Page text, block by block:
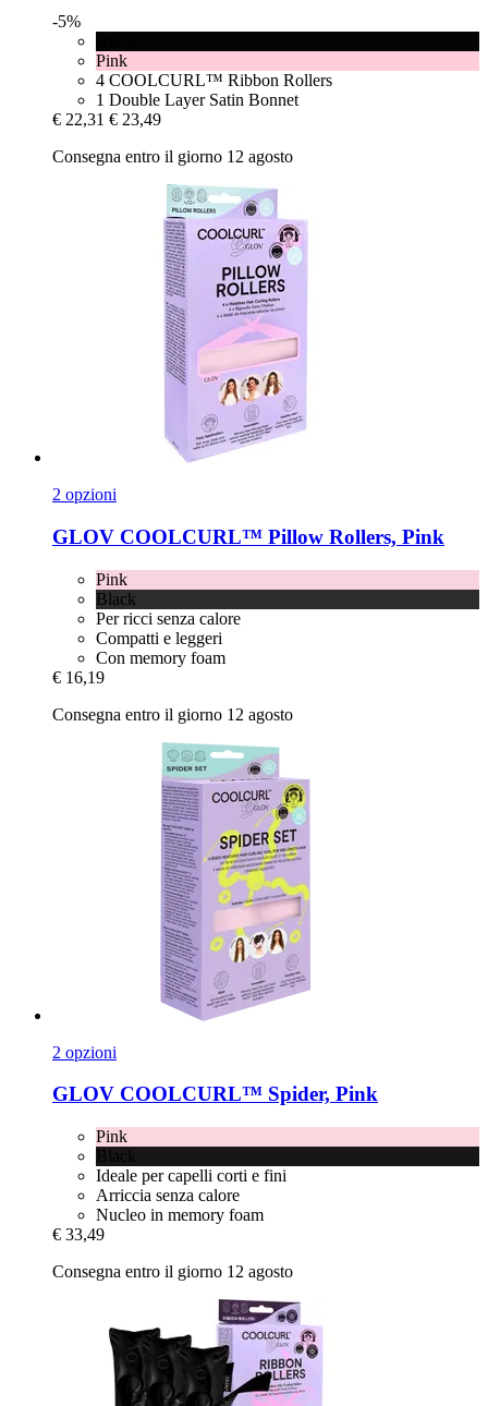
-5%
Pink
4 COOLCURL™ Ribbon Rollers
1 Double Layer Satin Bonnet
€ 22,31 € 23,49
Consegna entro il giorno 12 agosto
2 opzioni
GLOV COOLCURL™ Pillow Rollers, Pink
Pink
Black
Per ricci senza calore
Compatti e leggeri
Con memory foam
€ 16,19
Consegna entro il giorno 12 agosto
2 opzioni
GLOV COOLCURL™ Spider, Pink
Pink
Black
Ideale per capelli corti e fini
Arriccia senza calore
Nucleo in memory foam
€ 33,49
Consegna entro il giorno 12 agosto